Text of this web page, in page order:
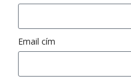
Email cím